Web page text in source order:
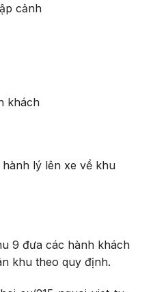
cảnh
khách
lý lên xe về khu
9 đưa các hành khách
khu theo quy định.